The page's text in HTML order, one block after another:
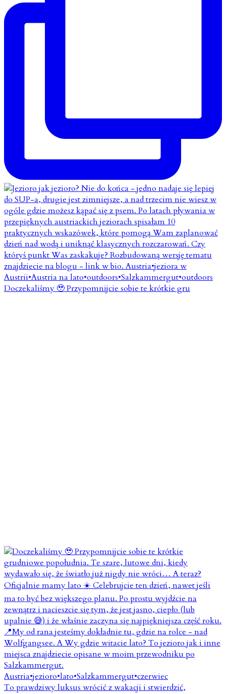
Doczekaliśmy 🥹 Przypomnijcie sobie te krótkie gru
To prawdziwy luksus wrócić z wakacji i stwierdzić,